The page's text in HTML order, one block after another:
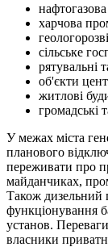
харчова
сільське
рятувальні
об'єкти
житлові
громадські
У межах міста
планового
переживати про
майданчиках,
Також дизельний
функціонування
установ.
власники